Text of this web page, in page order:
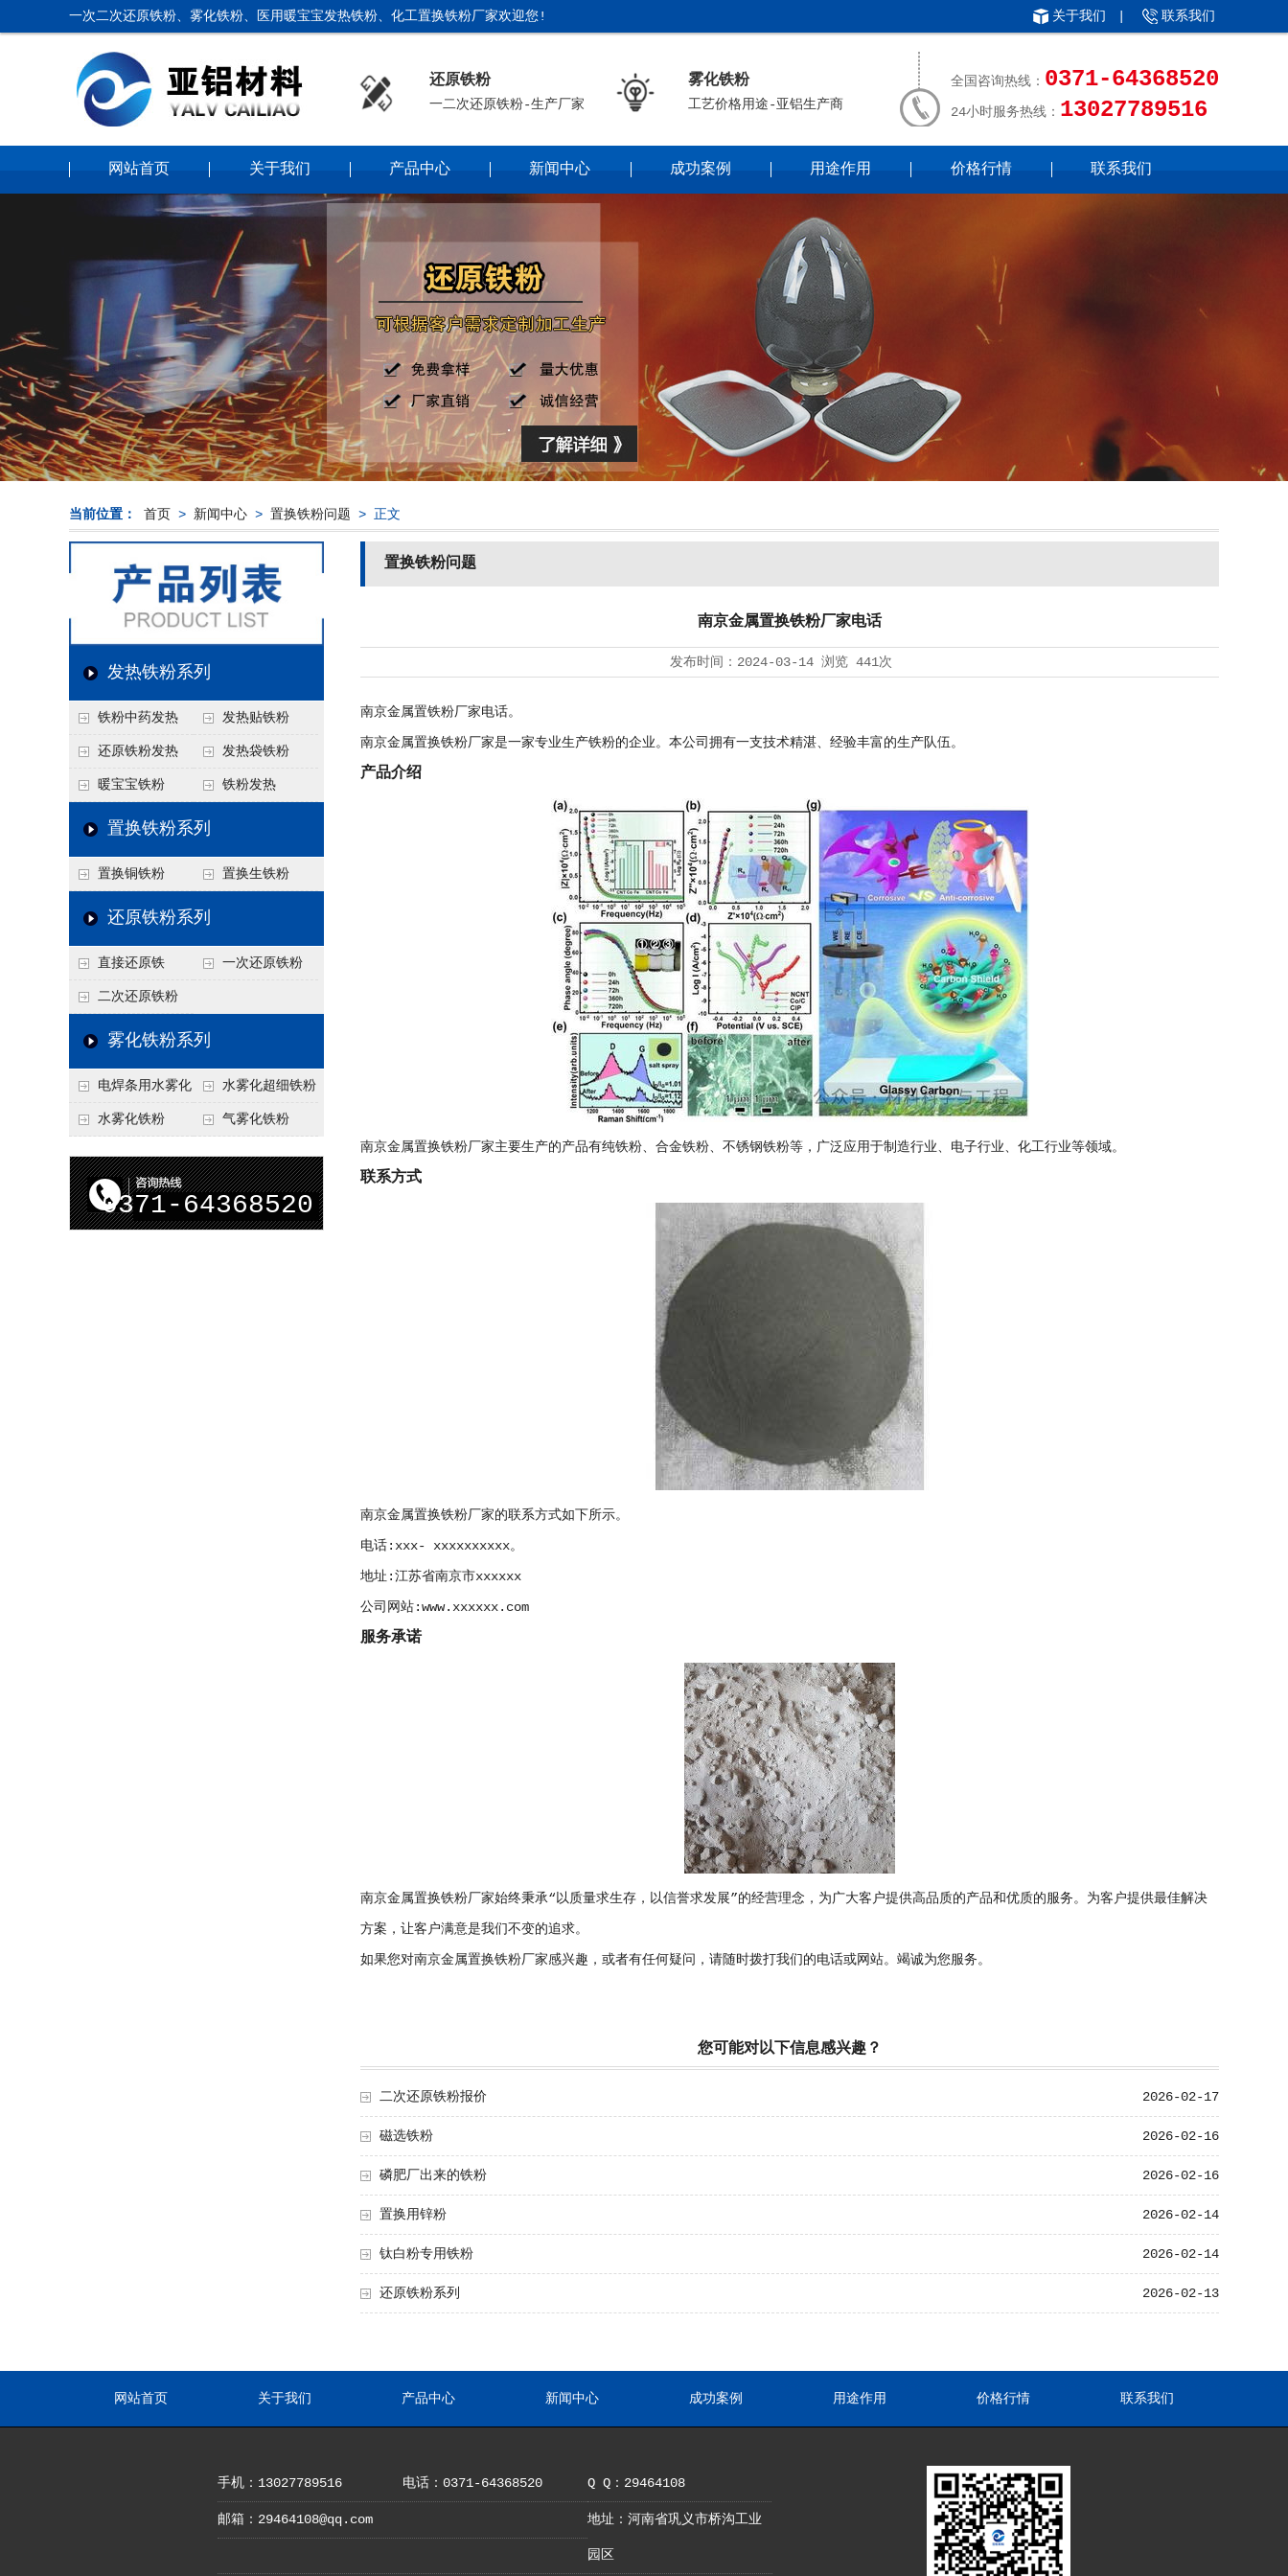
一次二次还原铁粉、雾化铁粉、医用暖宝宝发热铁粉、化工置换铁粉厂家欢迎您! 关于我们 联系我们
还原铁粉
一二次还原铁粉-生产厂家
雾化铁粉
工艺价格用途-亚铝生产商
全国咨询热线： 0371-64368520
24小时服务热线： 13027789516
网站首页 关于我们 产品中心 新闻中心 成功案例 用途作用 价格行情 联系我们
当前位置： 首页 > 新闻中心 > 置换铁粉问题 > 正文
发热铁粉系列
铁粉中药发热 发热贴铁粉
还原铁粉发热 发热袋铁粉
暖宝宝铁粉 铁粉发热
置换铁粉系列
置换铜铁粉 置换生铁粉
还原铁粉系列
直接还原铁 一次还原铁粉
二次还原铁粉
雾化铁粉系列
电焊条用水雾化
铁粉
水雾化超细铁粉
水雾化铁粉 气雾化铁粉
0371-64368520
置换铁粉问题
南京金属置换铁粉厂家电话
发布时间： 2024-03-14 浏览 441次
南京金属置铁粉厂家电话。
南京金属置换铁粉厂家是一家专业生产铁粉的企业。本公司拥有一支技术精湛、经验丰富的生产队伍。
产品介绍
南京金属置换铁粉厂家主要生产的产品有纯铁粉、合金铁粉、不锈钢铁粉等，广泛应用于制造行业、电子行业、化工行业等领域。
联系方式
南京金属置换铁粉厂家的联系方式如下所示。
电话:xxx- xxxxxxxxxx。
地址:江苏省南京市xxxxxx
公司网站:www.xxxxxx.com
服务承诺
南京金属置换铁粉厂家始终秉承“以质量求生存，以信誉求发展”的经营理念，为广大客户提供高品质的产品和优质的服务。为客户提供最佳解决
方案，让客户满意是我们不变的追求。
如果您对南京金属置换铁粉厂家感兴趣，或者有任何疑问，请随时拨打我们的电话或网站。竭诚为您服务。
您可能对以下信息感兴趣？
2026-02-17
二次还原铁粉报价
2026-02-16
磁选铁粉
2026-02-16
磷肥厂出来的铁粉
2026-02-14
置换用锌粉
2026-02-14
钛白粉专用铁粉
2026-02-13
还原铁粉系列
网站首页 关于我们 产品中心 新闻中心 成功案例 用途作用 价格行情 联系我们
手机：13027789516 电话：0371-64368520 Q Q：29464108
邮箱：29464108@qq.com 地址：河南省巩义市桥沟工业
园区